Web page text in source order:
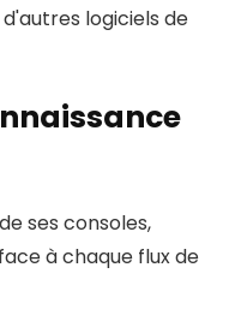
logiciels de
ses consoles,
à chaque flux de